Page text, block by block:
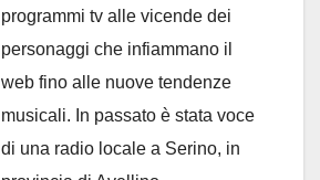
programmi tv alle vicende dei
personaggi che infiammano il
web fino alle nuove tendenze
musicali. In passato è stata voce
di una radio locale a Serino, in